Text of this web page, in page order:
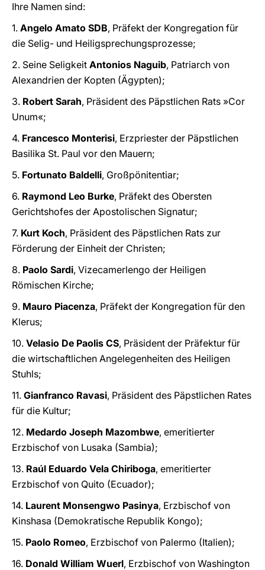
Ihre Namen sind:
1. Angelo Amato SDB, Präfekt der Kongregation für
die Selig- und Heiligsprechungsprozesse;
2. Seine Seligkeit Antonios Naguib, Patriarch von
Alexandrien der Kopten (Ägypten);
3. Robert Sarah, Präsident des Päpstlichen Rats »Cor
Unum«;
4. Francesco Monterisi, Erzpriester der Päpstlichen
Basilika St. Paul vor den Mauern;
5. Fortunato Baldelli, Großpönitentiar;
6. Raymond Leo Burke, Präfekt des Obersten
Gerichtshofes der Apostolischen Signatur;
7. Kurt Koch, Präsident des Päpstlichen Rats zur
Förderung der Einheit der Christen;
8. Paolo Sardi, Vizecamerlengo der Heiligen
Römischen Kirche;
9. Mauro Piacenza, Präfekt der Kongregation für den
Klerus;
10. Velasio De Paolis CS, Präsident der Präfektur für
die wirtschaftlichen Angelegenheiten des Heiligen
Stuhls;
11. Gianfranco Ravasi, Präsident des Päpstlichen Rates
für die Kultur;
12. Medardo Joseph Mazombwe, emeritierter
Erzbischof von Lusaka (Sambia);
13. Raúl Eduardo Vela Chiriboga, emeritierter
Erzbischof von Quito (Ecuador);
14. Laurent Monsengwo Pasinya, Erzbischof von
Kinshasa (Demokratische Republik Kongo);
15. Paolo Romeo, Erzbischof von Palermo (Italien);
16. Donald William Wuerl, Erzbischof von Washington